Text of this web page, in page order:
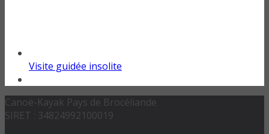
Visite guidée insolite
Canoë-Kayak Pays de Brocéliande
SIRET : 34824992100019